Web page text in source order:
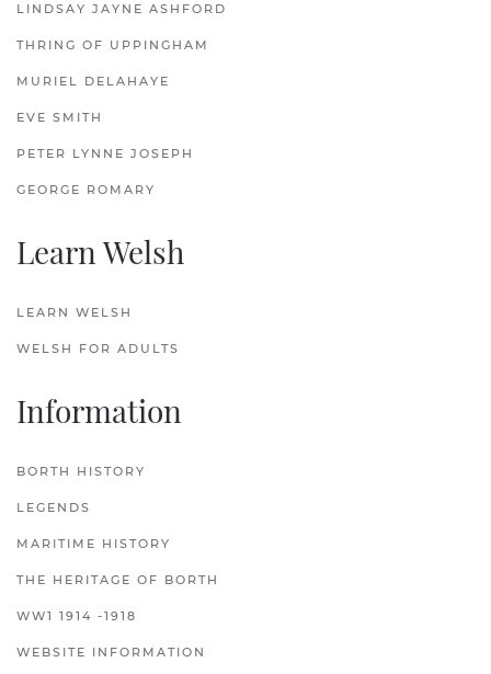
LINDSAY JAYNE ASHFORD
THRING OF UPPINGHAM
MURIEL DELAHAYE
EVE SMITH
PETER LYNNE JOSEPH
GEORGE ROMARY
Learn Welsh
LEARN WELSH
WELSH FOR ADULTS
Information
BORTH HISTORY
LEGENDS
MARITIME HISTORY
THE HERITAGE OF BORTH
WW1 1914 -1918
WEBSITE INFORMATION